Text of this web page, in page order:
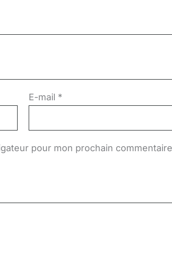
E-mail *
pour mon prochain